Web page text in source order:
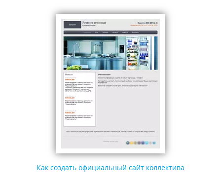
Как создать официальный сайт коллектива